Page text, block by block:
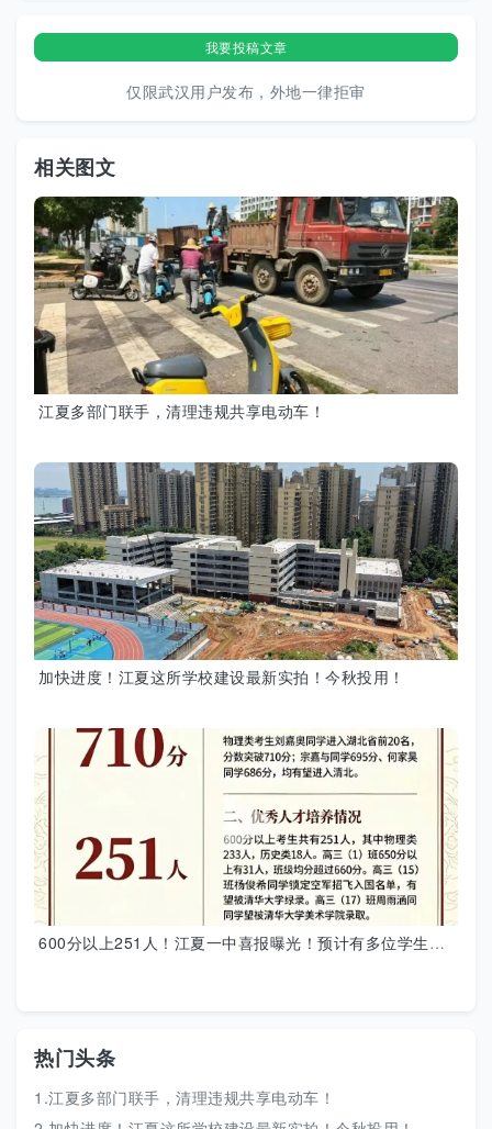
我要投稿文章
仅限武汉用户发布，外地一律拒审
相关图文
江夏多部门联手，清理违规共享电动车！
加快进度！江夏这所学校建设最新实拍！今秋投用！
600分以上251人！江夏一中喜报曝光！预计有多位学生被清北录取
热门头条
1.江夏多部门联手，清理违规共享电动车！